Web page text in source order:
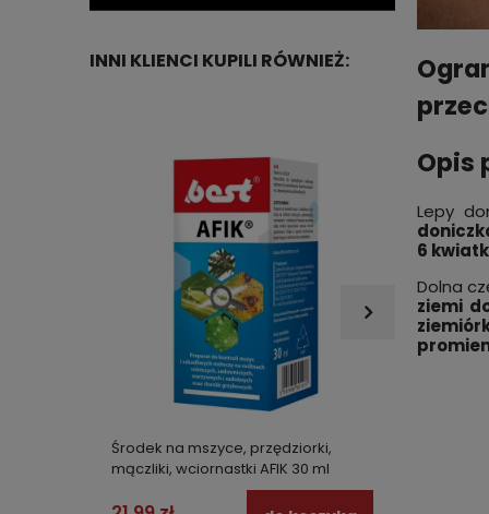
INNI KLIENCI KUPILI RÓWNIEŻ:
Środek na mszyce, przędziorki,
mączliki, wciornastki AFIK 30 ml
Opis
Lepy
6
Dolna
ziemi